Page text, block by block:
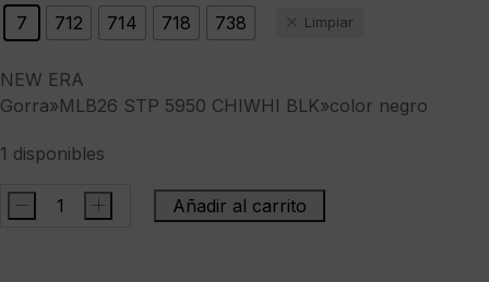
7
712 714 718 738 Limpiar
NEW ERA
Gorra»MLB26 STP 5950 CHIWHI BLK»color negro
1 disponibles
NEW
- + Añadir al carrito